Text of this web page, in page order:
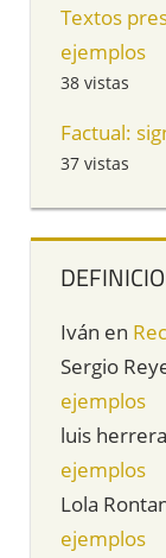
Textos
ejemplos
38 vistas
Factual:
37 vistas
Iván en
Sergio
ejemplos
luis herrera
ejemplos
Lola
ejemplos